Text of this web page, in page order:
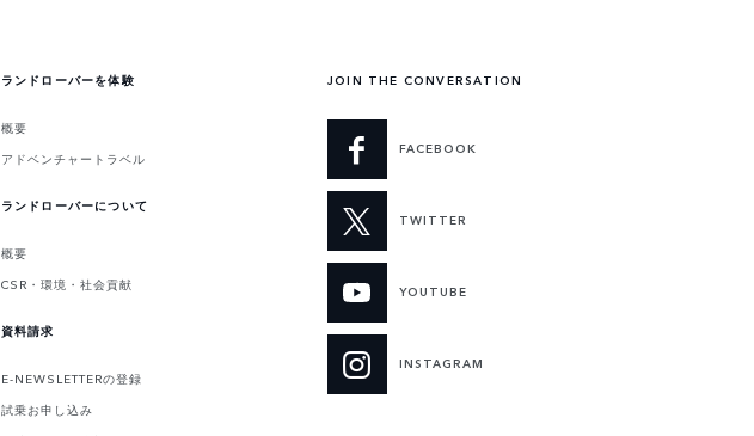
ランドローバーを体験
概要
アドベンチャートラベル
ランドローバーについて
概要
CSR・環境・社会貢献
資料請求
E-NEWSLETTERの登録
試乗お申し込み
JOIN THE CONVERSATION
FACEBOOK
TWITTER
YOUTUBE
INSTAGRAM